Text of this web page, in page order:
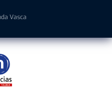
Vasca